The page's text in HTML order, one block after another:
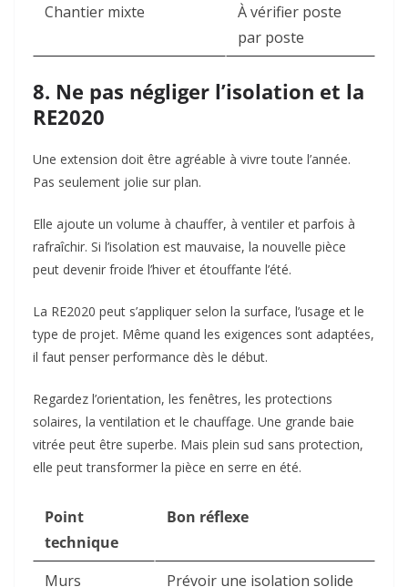
Chantier mixte
À vérifier poste
par poste
8. Ne pas négliger l’isolation et la
RE2020
Une extension doit être agréable à vivre toute l’année.
Pas seulement jolie sur plan.
Elle ajoute un volume à chauffer, à ventiler et parfois à
rafraîchir. Si l’isolation est mauvaise, la nouvelle pièce
peut devenir froide l’hiver et étouffante l’été.
La RE2020 peut s’appliquer selon la surface, l’usage et le
type de projet. Même quand les exigences sont adaptées,
il faut penser performance dès le début.
Regardez l’orientation, les fenêtres, les protections
solaires, la ventilation et le chauffage. Une grande baie
vitrée peut être superbe. Mais plein sud sans protection,
elle peut transformer la pièce en serre en été.
Point
technique
Bon réflexe
Murs Prévoir une isolation solide